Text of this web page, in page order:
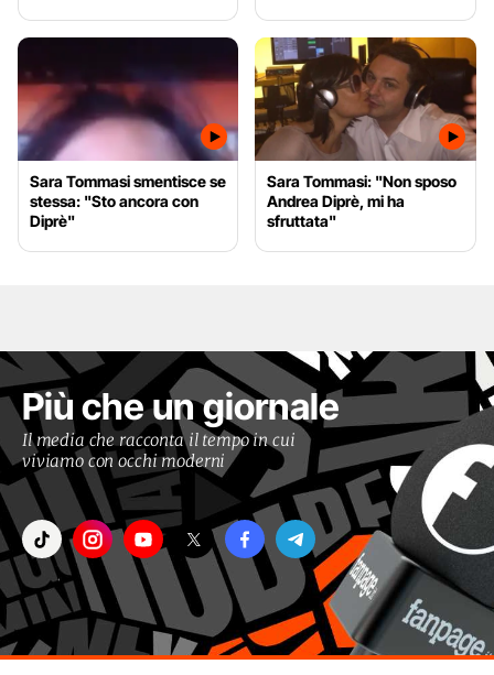
Sara Tommasi smentisce se
stessa: "Sto ancora con
Diprè"
Sara Tommasi: "Non sposo
Andrea Diprè, mi ha
sfruttata"
Più che un giornale
Il media che racconta il tempo in cui
viviamo con occhi moderni